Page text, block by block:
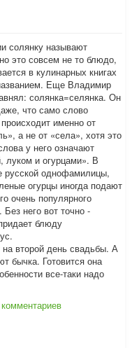
солянку называют
это совсем не то блюдо,
в кулинарных книгах
Еще Владимир
солянка=селянка. Он
что само слово
именно от
а не от «села», хотя это
у него означают
луком и огурцами». В
русской однофамилицы,
огурцы иногда подают
очень популярного
него вот точно -
блюду
второй день свадьбы. А
бычка. Готовится она
все-таки надо